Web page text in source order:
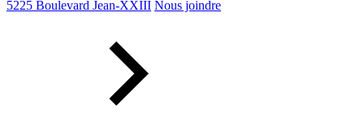
5225 Boulevard Jean-XXIII Nous joindre